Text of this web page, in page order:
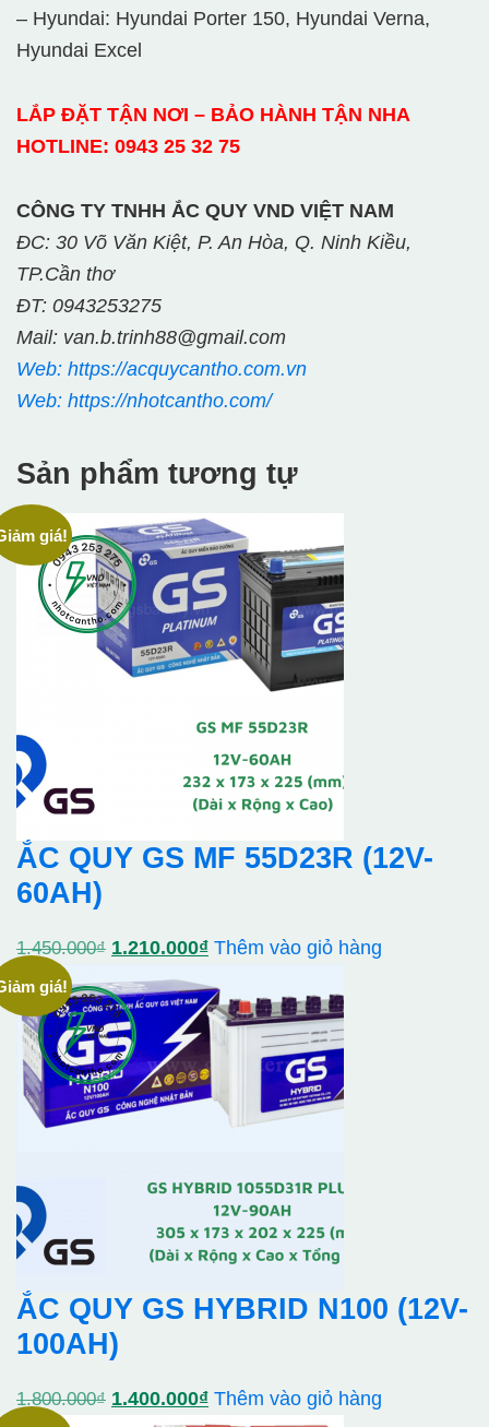
– Hyundai: Hyundai Porter 150, Hyundai Verna,
Hyundai Excel
LẮP ĐẶT TẬN NƠI – BẢO HÀNH TẬN NHA
HOTLINE: 0943 25 32 75
CÔNG TY TNHH ẮC QUY VND VIỆT NAM
ĐC: 30 Võ Văn Kiệt, P. An Hòa, Q. Ninh Kiều,
TP.Cần thơ
ĐT: 0943253275
Mail: van.b.trinh88@gmail.com
Web: https://acquycantho.com.vn
Web: https://nhotcantho.com/
Sản phẩm tương tự
giá!
ẮC QUY GS MF 55D23R (12V-
60AH)
1.450.000₫ Giá
gốc
là:
1.450.000₫.
1.210.000₫Giá
tại
là:
1.210.000₫.
Thêm vào giỏ hàng
giá!
ẮC QUY GS HYBRID N100 (12V-
100AH)
1.800.000₫ Giá
1.400.000₫Giá
Thêm vào giỏ hàng